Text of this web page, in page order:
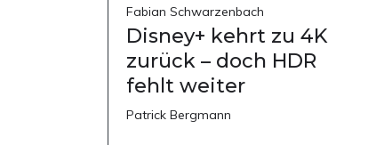
Fabian Schwarzenbach
Disney+ kehrt zu 4K
zurück – doch HDR
fehlt weiter
Patrick Bergmann